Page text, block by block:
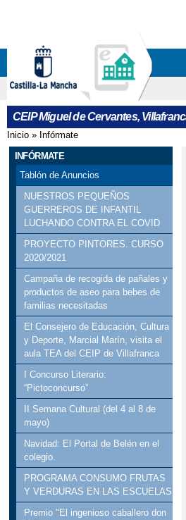
CEIP Miguel de Cervantes,
Se encuentra usted
Inicio » Infórmate
INFÓRMATE
Tablón de Anuncios
NUESTROS PEQUEÑOS
GUERREROS DE INFANTIL
LUCHANDO CONTRA EL COVID
PROYECTO PINTORES. CURSO
2020/2021
Campaña de recogida de pañales y
productos de aseo para bebes de
familias necesitadas
El Consejero de Educación, Cultura
y Deporte, Marcial Marín, visita el
aula TEA del CEIP de Villafranca
I Concurso Literario:
“Pictoconcurso”
II Semana Cultural (del 4 al 8 de
mayo)
Navidad: El Portal de Belén en el
colegio.
PROGRAMA CONSUMO FRUTAS
Y VERDURAS EN LAS ESCUELAS
Premio "El ingenioso caballero don